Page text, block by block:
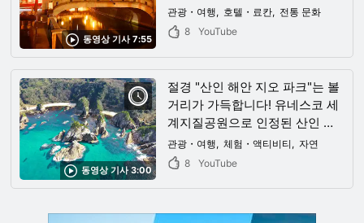
동영상 기사 7:55
기는 방법, 추천 여관과 음식을
소개합니다
관광・여행 호텔・료칸
전통 문화
8
YouTube
동영상 기사 3:00
절경 "산인 해안 지오 파크"는 볼
거리가 가득합니다! 유네스코 세
계지질공원으로 인정된 산인 지
역의 매력에 다가가다!
관광・여행 체험・액티비티
자연
8
YouTube